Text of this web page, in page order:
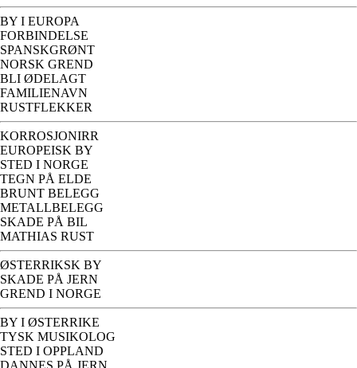
BY I EUROPA
FORBINDELSE
SPANSKGRØNT
NORSK GREND
BLI ØDELAGT
FAMILIENAVN
RUSTFLEKKER
KORROSJONIRR
EUROPEISK BY
STED I NORGE
TEGN PÅ ELDE
BRUNT BELEGG
METALLBELEGG
SKADE PÅ BIL
MATHIAS RUST
ØSTERRIKSK BY
SKADE PÅ JERN
GREND I NORGE
BY I ØSTERRIKE
TYSK MUSIKOLOG
STED I OPPLAND
DANNES PÅ JERN